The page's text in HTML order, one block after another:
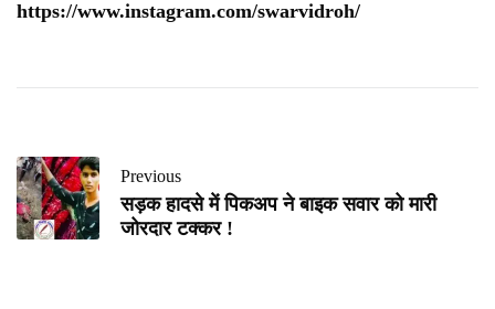
https://www.instagram.com/swarvidroh/
Previous
सड़क हादसे में पिकअप ने बाइक सवार को मारी
जोरदार टक्कर !